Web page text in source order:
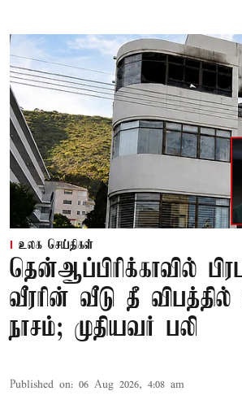
உலக செய்திகள்
தென்ஆப்பிரிக்காவில்
வீரரின் வீடு தீ விபத்தில்
நாசம்; முதியவர் பலி
Published on: 06 Aug 2026, 4:08 am